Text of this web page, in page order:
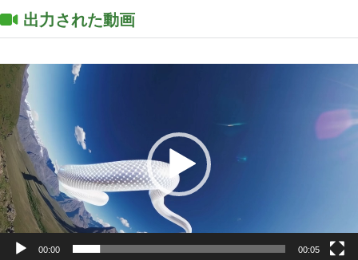
出力された動画
動
画
プ
レ
ー
ヤ
ー
00:00 00:05